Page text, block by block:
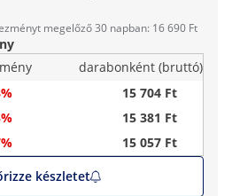
megelőző 30 napban: 16 690 Ft
darabonként (bruttó)
15 704 Ft
15 381 Ft
15 057 Ft
készletet